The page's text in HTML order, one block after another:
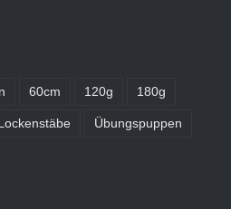
60cm 120g 180g
Lockenstäbe Übungspuppen